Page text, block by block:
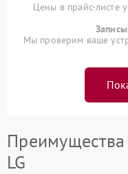
Цены в прайс-листе
Мы проверим ваше
Преимущества
LG